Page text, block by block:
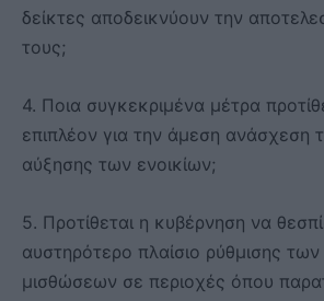
δείκτες αποδεικνύουν την
τους;
4. Ποια συγκεκριμένα μέτρα
επιπλέον για την άμεση ανάσχεση
αύξησης των ενοικίων;
5. Προτίθεται η κυβέρνηση να
αυστηρότερο πλαίσιο ρύθμισης
μισθώσεων σε περιοχές όπου